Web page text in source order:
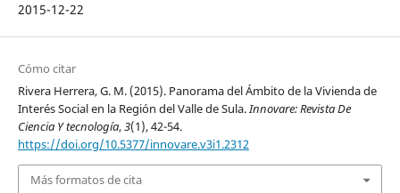
2015-12-22
Cómo citar
Rivera Herrera, G. M. (2015). Panorama del Ámbito de la Vivienda de
Interés Social en la Región del Valle de Sula.Innovare: Revista De
Ciencia Y tecnología,3(1), 42-54.
https://doi.org/10.5377/innovare.v3i1.2312
Más formatos de cita